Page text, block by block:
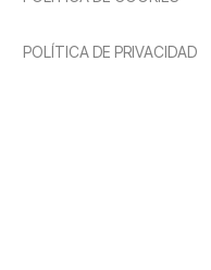
POLÍTICA DE PRIVACIDAD